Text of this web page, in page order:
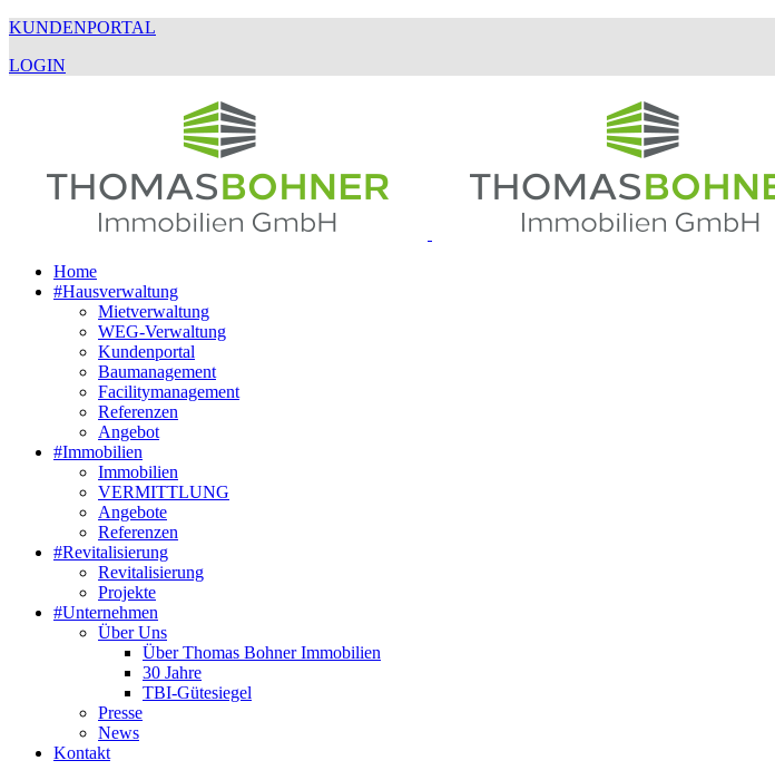
KUNDENPORTAL
LOGIN
Home
#Hausverwaltung
Mietverwaltung
WEG-Verwaltung
Kundenportal
Baumanagement
Facilitymanagement
Referenzen
Angebot
#Immobilien
Immobilien
VERMITTLUNG
Angebote
Referenzen
#Revitalisierung
Revitalisierung
Projekte
#Unternehmen
Über Uns
Über Thomas Bohner Immobilien
30 Jahre
TBI-Gütesiegel
Presse
News
Kontakt